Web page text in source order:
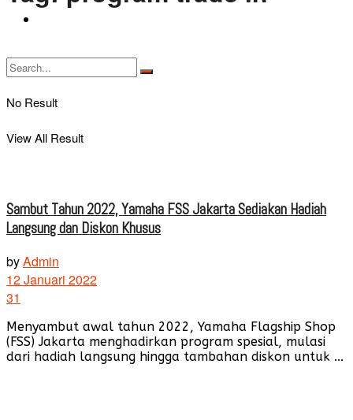
No Result
View All Result
Sambut Tahun 2022, Yamaha FSS Jakarta Sediakan Hadiah
Langsung dan Diskon Khusus
byAdmin
12 Januari 2022
31
Menyambut awal tahun 2022, Yamaha Flagship Shop
(FSS) Jakarta menghadirkan program spesial, mulasi
dari hadiah langsung hingga tambahan diskon untuk ...